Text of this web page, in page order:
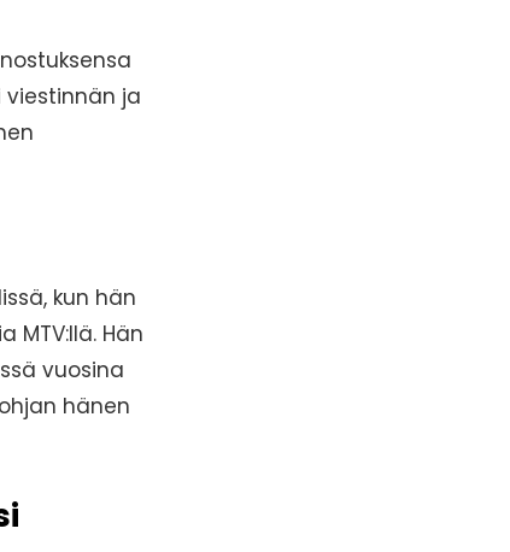
ja
kun hän
MTV:llä. Hän
vuosina
hänen